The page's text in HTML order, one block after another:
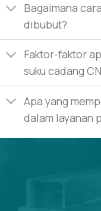
Bagaimana
dibubut?
Faktor-faktor
suku cadang
Apa yang
dalam layanan